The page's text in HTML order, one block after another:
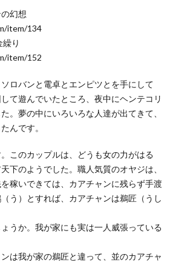
幻想
item/134
り
item/152
ロバンと電卓とエンピツとを手にして
て遊んでいたところ、夜中にヘンテコリ
。夢の中にいろいろな人達が出てきて、
んです。
このカップルは、どうも女の力がはる
下のようでした。職人気質のオヤジは、
稼いできては、カアチャンに残らず手渡
う）とすれば、カアチャンは鵜匠（うし
うか。我が家にも実は一人威張っている
は我が家の鵜匠と違って、並のカアチャ